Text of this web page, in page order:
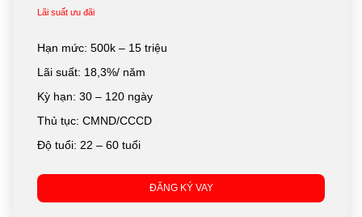
Lãi suất ưu đãi
Hạn mức: 500k – 15 triệu
Lãi suất: 18,3%/ năm
Kỳ hạn: 30 – 120 ngày
Thủ tục: CMND/CCCD
Độ tuổi: 22 – 60 tuổi
ĐĂNG KÝ VAY